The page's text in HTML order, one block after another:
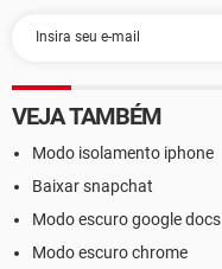
VEJA TAMBÉM
Modo isolamento iphone
Baixar snapchat
Modo escuro google docs
Modo escuro chrome